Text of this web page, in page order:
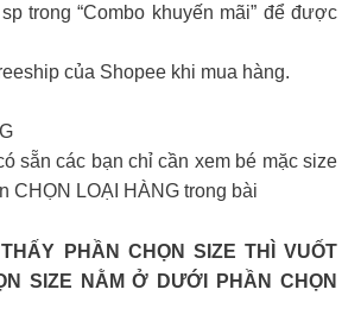
trong “Combo khuyến mãi” để được
của Shopee khi mua hàng.
sẵn các bạn chỉ cần xem bé mặc size
CHỌN LOẠI HÀNG trong bài
PHẦN CHỌN SIZE THÌ VUỐT
SIZE NẰM Ở DƯỚI PHẦN CHỌN